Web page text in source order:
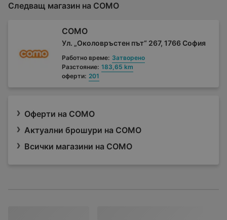
Следващ магазин на COMO
COMO
Ул. „Околовръстен път“ 267, 1766 София
Работно време: Затворено
Разстояние: 183,65 km
оферти: 201
Оферти на COMO
Актуални брошури на COMO
Всички магазини на COMO